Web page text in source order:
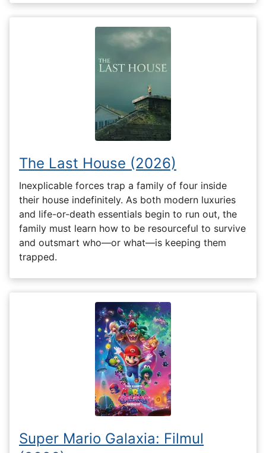
The Last House (2026)
Inexplicable forces trap a family of four inside
their house indefinitely. As both modern luxuries
and life-or-death essentials begin to run out, the
family must learn how to be resourceful to survive
and outsmart who—or what—is keeping them
trapped.
Super Mario Galaxia: Filmul